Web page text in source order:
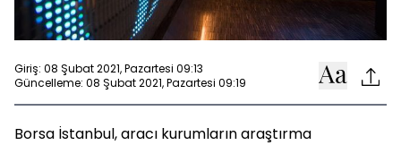
Giriş: 08 Şubat 2021, Pazartesi 09:13
Güncelleme: 08 Şubat 2021, Pazartesi 09:19
Borsa İstanbul, aracı kurumların araştırma